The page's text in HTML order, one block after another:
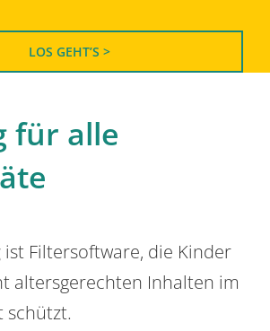
LOS GEHT’S >
für alle
ist Filtersoftware, die Kinder
altersgerechten Inhalten im
schützt.